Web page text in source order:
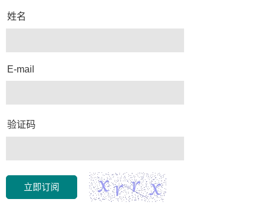
姓名
E-mail
验证码
立即订阅